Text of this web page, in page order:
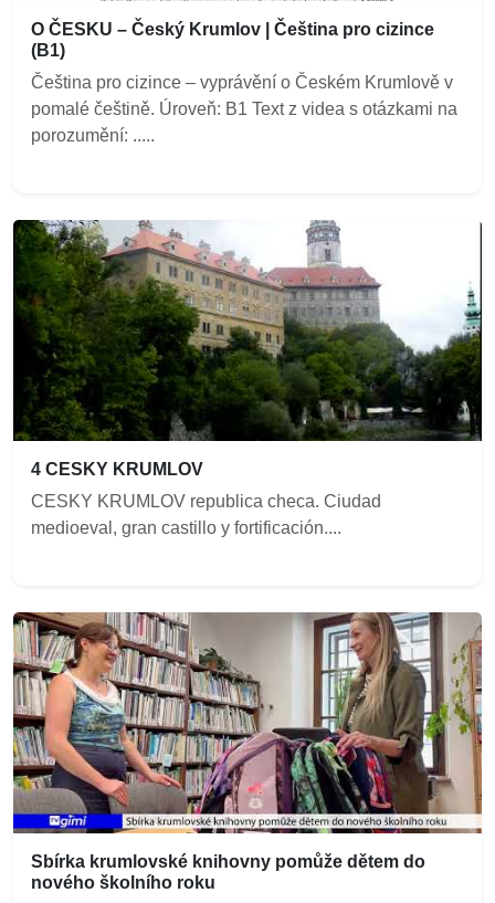
O ČESKU – Český Krumlov | Čeština pro cizince
(B1)
Čeština pro cizince – vyprávění o Českém Krumlově v
pomalé češtině. Úroveň: B1 Text z videa s otázkami na
porozumění: .....
4 CESKY KRUMLOV
CESKY KRUMLOV republica checa. Ciudad
medioeval, gran castillo y fortificación....
Sbírka krumlovské knihovny pomůže dětem do
nového školního roku